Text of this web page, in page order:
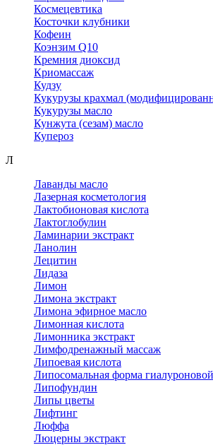
Космецевтика
Косточки клубники
Кофеин
Коэнзим Q10
Кремния диоксид
Криомассаж
Кудзу
Кукурузы крахмал
Кукурузы масло
Кунжута (сезам) масло
Купероз
Л
Лаванды масло
Лазерная косметология
Лактобионовая кислота
Лактоглобулин
Ламинарии экстракт
Ланолин
Лецитин
Лидаза
Лимон
Лимона экстракт
Лимона эфирное масло
Лимонная кислота
Лимонника экстракт
Лимфодренажный массаж
Липоевая кислота
Липосомальная форма
Липофундин
Липы цветы
Лифтинг
Люффа
Люцерны экстракт